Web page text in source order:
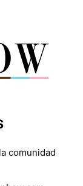
comunidad